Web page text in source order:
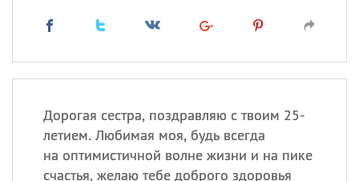
Дорогая сестра, поздравляю с твоим 25-
летием. Любимая моя, будь всегда
на оптимистичной волне жизни и на пике
счастья, желаю тебе доброго здоровья